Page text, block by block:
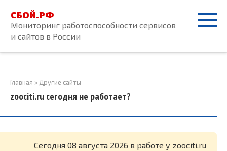
контенту
СБОЙ.РФ
Мониторинг работоспособности сервисов
и сайтов в России
Главная » Другие сайты
zoociti.ru сегодня не работает?
Cегодня 08 августа 2026 в работе у zoociti.ru